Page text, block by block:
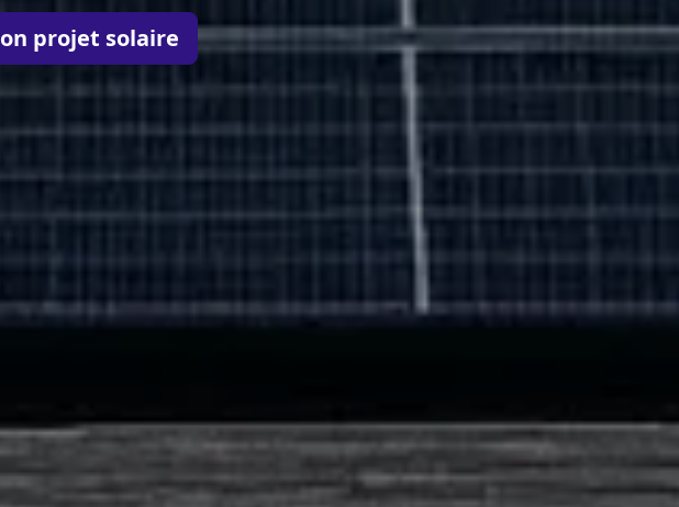
projet solaire